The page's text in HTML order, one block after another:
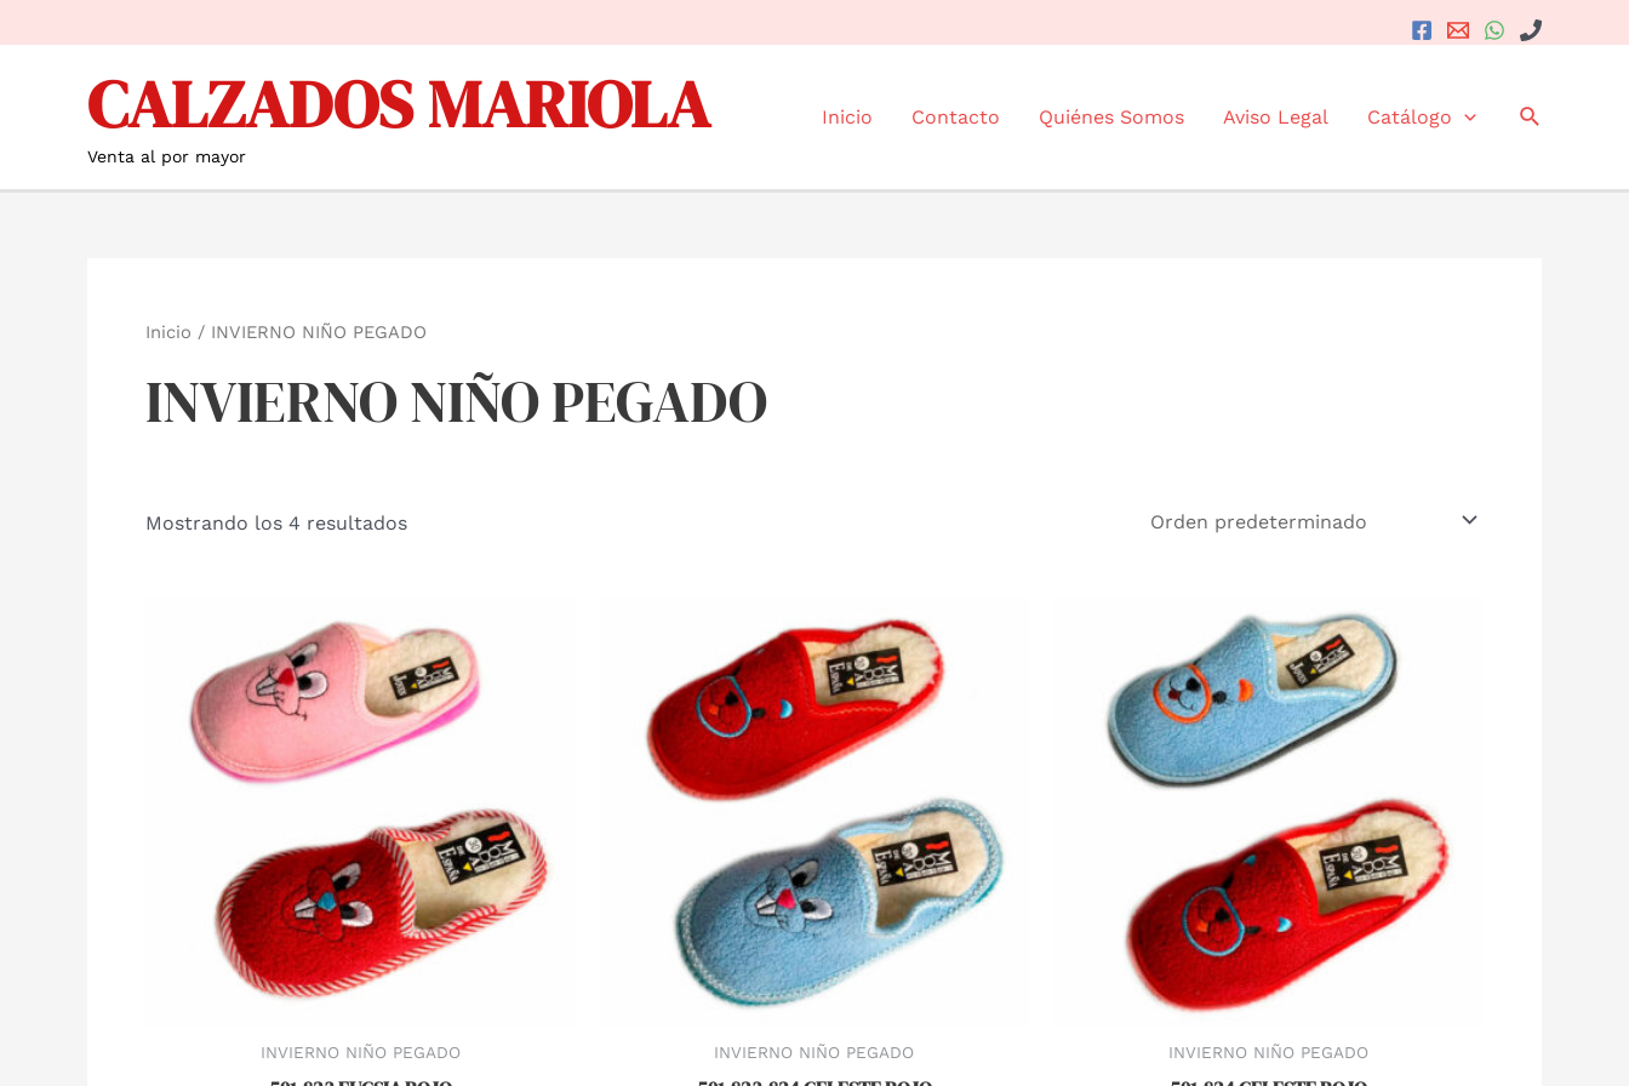
al
contenidoCALZADOS MARIOLA
Venta al por mayor
Inicio Contacto Quiénes Somos Aviso Legal Catálogo Buscar
Inicio / INVIERNO NIÑO PEGADO
INVIERNO NIÑO PEGADO
Mostrando los 4 resultados
INVIERNO NIÑO PEGADO INVIERNO NIÑO PEGADO INVIERNO NIÑO PEGADO